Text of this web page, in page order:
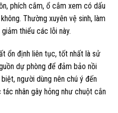
phích cắm, ổ cắm xem có dấu
Thường xuyên vệ sinh, làm
thiểu các lỗi này.
ổn định liên tục, tốt nhất là sử
dự phòng để đảm bảo nồi
người dùng nên chú ý đến
nhân gây hỏng như chuột cắn